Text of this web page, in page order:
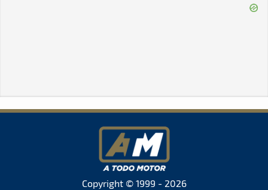
Copyright © 1999 - 2026